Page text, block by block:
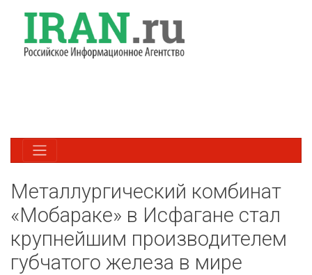
Металлургический комбинат
«Мобараке» в Исфагане стал
крупнейшим производителем
губчатого железа в мире